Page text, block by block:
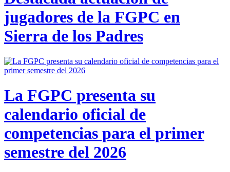
jugadores de la FGPC en
Sierra de los Padres
La FGPC presenta su
calendario oficial de
competencias para el primer
semestre del 2026